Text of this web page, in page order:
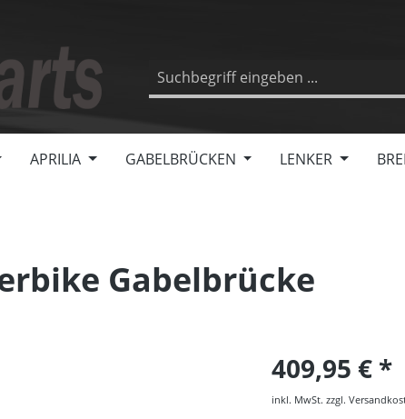
APRILIA GABELBRÜCKEN LENKER
Gabelbrücke
409,95 €
inkl. MwSt. zzgl.